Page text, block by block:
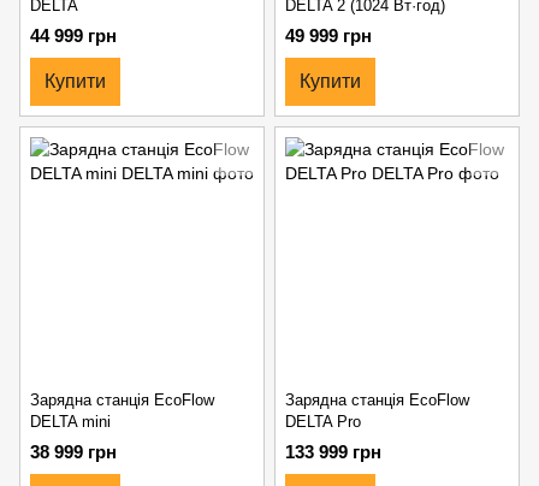
DELTA
44 999 грн
Купити
DELTA 2 (1024 Вт·год)
49 999 грн
Купити
Зарядна станція EcoFlow
DELTA mini
38 999 грн
Зарядна станція EcoFlow
DELTA Pro
133 999 грн